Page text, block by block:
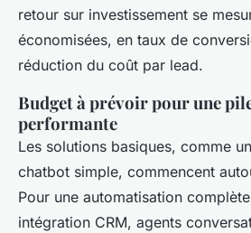
retour sur investissement se
économisées, en taux de
réduction du coût par lead.
Budget à prévoir pour une
performante
Les solutions basiques, comme
chatbot simple, commencent
Pour une automatisation
intégration CRM, agents